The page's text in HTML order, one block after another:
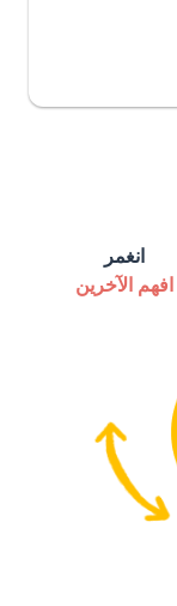
انغمر
افهم الآخرين